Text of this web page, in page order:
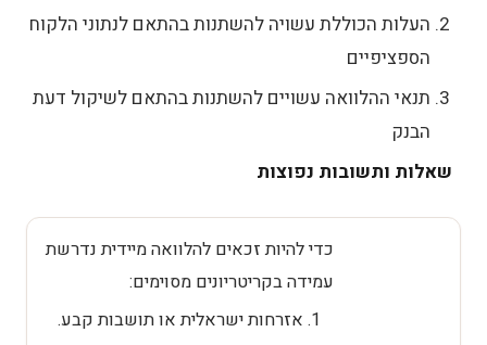
העלות הכוללת עשויה להשתנות בהתאם לנתוני הלקוח
הספציפיים
תנאי ההלוואה עשויים להשתנות בהתאם לשיקול דעת
הבנק
שאלות ותשובות נפוצות
כדי להיות זכאים להלוואה מיידית נדרשת
עמידה בקריטריונים מסוימים:
אזרחות ישראלית או תושבות קבע.